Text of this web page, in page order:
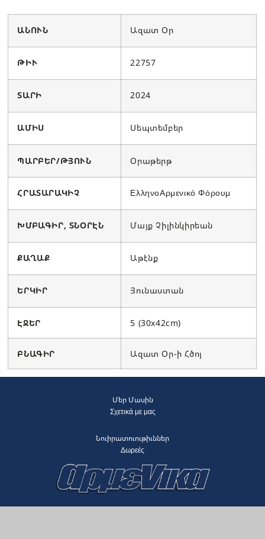
ԱՆՈՒՆ Ազատ Օր
ԹԻՒ 22757
ՏԱՐԻ 2024
ԱՄԻՍ Սեպտեմբեր
ՊԱՐԲԵՐ/ԹՅՈՒՆ Օրաթերթ
ՀՐԱՏԱՐԱԿԻՉ ΕλληνοΑρμενικό Φόρουμ
ԽՄԲԱԳԻՐ, ՏՆՕՐԷՆ Մայք Չիլինկիրեան
ՔԱՂԱՔ Աթէնք
ԵՐԿԻՐ Յունաստան
ԷՋԵՐ 5 (30x42cm)
ԲՆԱԳԻՐ Ազատ Օր-ի Հծոյ
Մեր Մասին
Σχετικά με μας
Նուիրատուութիւններ
Δωρεές